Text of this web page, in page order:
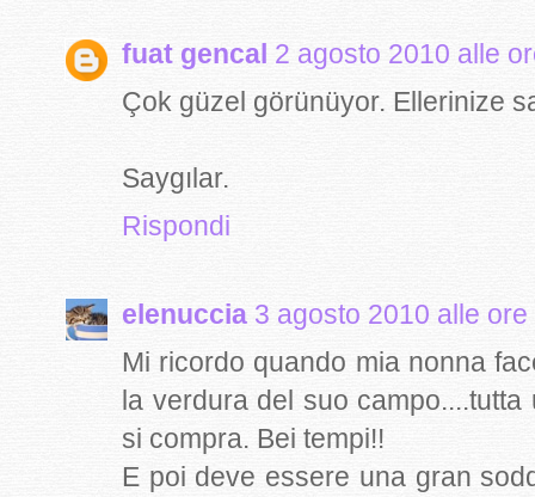
fuat gencal 2 agosto 2010 alle
Çok güzel görünüyor. Ellerinize
Saygılar.
Rispondi
elenuccia 3 agosto 2010 alle ore
Mi ricordo quando mia nonna
la verdura del suo
si compra. Bei tempi!!
E poi deve essere una gran